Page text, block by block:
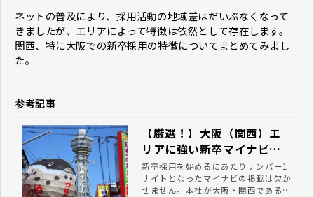
ネットの普及により、採用活動の地域差はだいぶなくなって
きましたが、エリアによって特徴は依然として存在します。
関西、特に大阪での新卒採用の特徴についてまとめてみまし
た。
参考記事
【厳選！】大阪（関西）エ
リアに強い新卒マイナビ代
理店5社徹底比較！ | 株式会
社採用総研
新卒採用を始めるにあたりナンバー1
サイトとなったマイナビの掲載は欠か
せません。本社が大阪・関西であるな